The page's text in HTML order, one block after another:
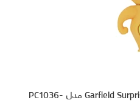
فلش مموری دایا دیتا طرح Garfield Surprised مدل PC1036-